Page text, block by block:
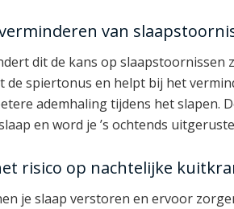
van
dit de kans op slaapstoornissen
de spiertonus en helpt bij het
ademhaling tijdens het slapen.
en word je ’s ochtends
risico op nachtelijke
je slaap verstoren en ervoor